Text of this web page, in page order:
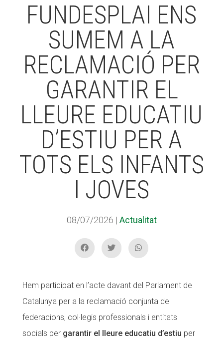
FUNDESPLAI ENS
SUMEM A LA
RECLAMACIÓ PER
GARANTIR EL
LLEURE EDUCATIU
D’ESTIU PER A
TOTS ELS INFANTS
I JOVES
08/07/2026 | Actualitat
Hem participat en l’acte davant del Parlament de
Catalunya per a la reclamació conjunta de
federacions, col·legis professionals i entitats
socials per garantir el lleure educatiu d’estiu per
ACCIÓ SOCIAL I JOVES
ESPLAIS
SUPORT TERCER SECTOR
CONEIX FUNDESPLAI
Missió i valors
Els comptes clars
Memòria d'activitats